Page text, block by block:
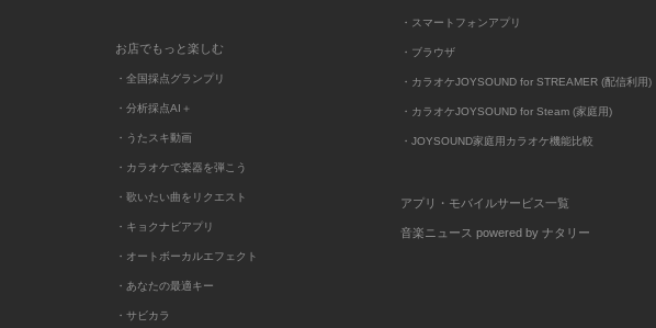
お店でもっと楽しむ
・全国採点グランプリ
・分析採点AI＋
・うたスキ動画
・カラオケで楽器を弾こう
・歌いたい曲をリクエスト
・キョクナビアプリ
・オートボーカルエフェクト
・あなたの最適キー
・サビカラ
・スマートフォンアプリ
・ブラウザ
・カラオケJOYSOUND for STREAMER (配信利用)
・カラオケJOYSOUND for Steam (家庭用)
・JOYSOUND家庭用カラオケ機能比較
アプリ・モバイルサービス一覧
音楽ニュース powered by ナタリー